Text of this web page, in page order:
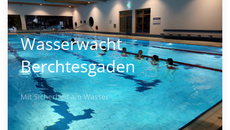
Wasserwacht
Berchtesgaden
Mit Sicherheit am Wasser